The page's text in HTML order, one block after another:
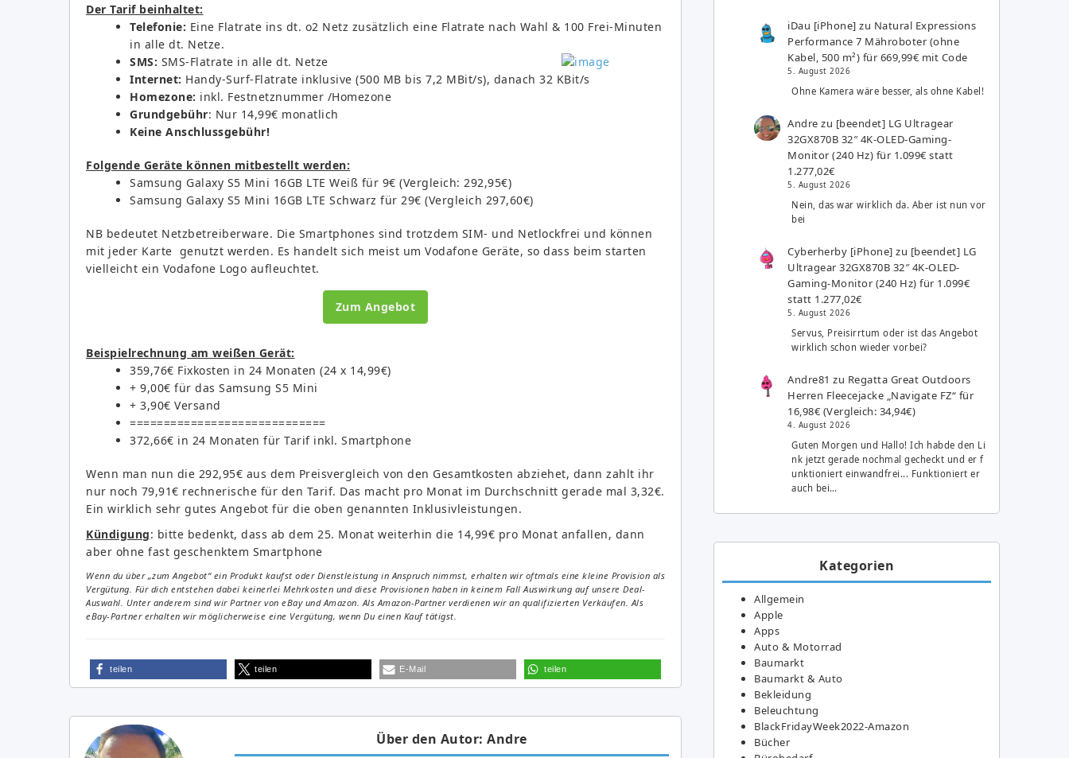
Der Tarif beinhaltet:
Telefonie: Eine Flatrate ins dt. o2 Netz zusätzlich eine Flatrate nach Wahl & 100 Frei-Minuten
in alle dt. Netze.
SMS: SMS-Flatrate in alle dt. Netze
Internet: Handy-Surf-Flatrate inklusive (500 MB bis 7,2 MBit/s), danach 32 KBit/s
Homezone: inkl. Festnetznummer /Homezone
Grundgebühr: Nur 14,99€ monatlich
Keine Anschlussgebühr!
Folgende Geräte können mitbestellt werden:
Samsung Galaxy S5 Mini 16GB LTE Weiß für 9€ (Vergleich: 292,95€)
Samsung Galaxy S5 Mini 16GB LTE Schwarz für 29€ (Vergleich 297,60€)
NB bedeutet Netzbetreiberware. Die Smartphones sind trotzdem SIM- und Netlockfrei und können
mit jeder Karte genutzt werden. Es handelt sich meist um Vodafone Geräte, so dass beim starten
vielleicht ein Vodafone Logo aufleuchtet.
Zum Angebot
Beispielrechnung am weißen Gerät:
359,76€ Fixkosten in 24 Monaten (24 x 14,99€)
+ 9,00€ für das Samsung S5 Mini
+ 3,90€ Versand
=============================
372,66€ in 24 Monaten für Tarif inkl. Smartphone
Wenn man nun die 292,95€ aus dem Preisvergleich von den Gesamtkosten abziehet, dann zahlt ihr
nur noch 79,91€ rechnerische für den Tarif. Das macht pro Monat im Durchschnitt gerade mal 3,32€.
Ein wirklich sehr gutes Angebot für die oben genannten Inklusivleistungen.
Kündigung: bitte bedenkt, dass ab dem 25. Monat weiterhin die 14,99€ pro Monat anfallen, dann
aber ohne fast geschenktem Smartphone
Wenn du über „zum Angebot“ ein Produkt kaufst oder Dienstleistung in Anspruch nimmst, erhalten wir oftmals eine kleine Provision als
Vergütung. Für dich entstehen dabei keinerlei Mehrkosten und diese Provisionen haben in keinem Fall Auswirkung auf unsere Deal-
Auswahl. Unter anderem sind wir Partner von eBay und Amazon. Als Amazon-Partner verdienen wir an qualifizierten Verkäufen. Als
eBay-Partner erhalten wir möglicherweise eine Vergütung, wenn Du einen Kauf tätigst.
teilen teilen E-Mail teilen
Über den Autor: Andre
iDau [iPhone] zu Natural Expressions
Performance 7 Mähroboter (ohne
Kabel, 500 m²) für 669,99€ mit Code
5. August 2026
Ohne Kamera wäre besser, als ohne Kabel!
Andre zu [beendet] LG Ultragear
32GX870B 32″ 4K-OLED-Gaming-
Monitor (240 Hz) für 1.099€ statt
1.277,02€
5. August 2026
Nein, das war wirklich da. Aber ist nun vor
bei
Cyberherby [iPhone] zu [beendet] LG
Ultragear 32GX870B 32″ 4K-OLED-
Gaming-Monitor (240 Hz) für 1.099€
statt 1.277,02€
5. August 2026
Servus, Preisirrtum oder ist das Angebot
wirklich schon wieder vorbei?
Andre81 zu Regatta Great Outdoors
Herren Fleecejacke „Navigate FZ“ für
16,98€ (Vergleich: 34,94€)
4. August 2026
Guten Morgen und Hallo! Ich habde den Li
nk jetzt gerade nochmal gecheckt und er f
unktioniert einwandfrei... Funktioniert er
auch bei…
Kategorien
Allgemein
Apple
Apps
Auto & Motorrad
Baumarkt
Baumarkt & Auto
Bekleidung
Beleuchtung
BlackFridayWeek2022-Amazon
Bücher